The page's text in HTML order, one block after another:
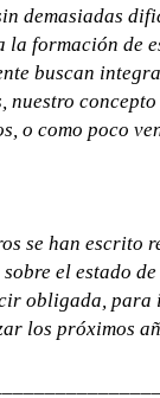
demasiadas
la formación de
buscan
nuestro
o como poco
se han escrito
sobre el estado
obligada, para
los próximos